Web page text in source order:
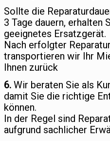
Sollte die
3 Tage dauern, erhalten
geeignetes Ersatzgerät.
Nach erfolgter
transportieren wir Ihr
Ihnen zurück
6. Wir beraten Sie als
damit Sie die richtige
können.
In der Regel sind
aufgrund sachlicher